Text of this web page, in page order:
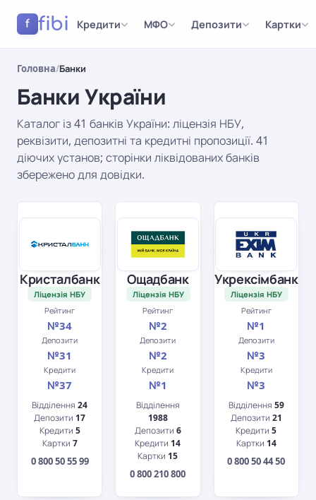
f fibi Кредити МФО Депозити Картки
Головна/Банки
Банки України
Каталог із 41 банків України: ліцензія НБУ,
реквізити, депозитні та кредитні пропозиції. 41
діючих установ; сторінки ліквідованих банків
збережено для довідки.
Кристалбанк
Ліцензія НБУ
Рейтинг
№34
Депозити
№31
Кредити
№37
Відділення24
Депозити 17
Кредити 5
Картки 7
0 800 50 55 99
Ощадбанк
Ліцензія НБУ
Рейтинг
№2
Депозити
№2
Кредити
№1
Відділення
1988
Депозити 6
Кредити 14
Картки 15
0 800 210 800
Укрексімбанк
Ліцензія НБУ
Рейтинг
№1
Депозити
№3
Кредити
№3
Відділення 59
Депозити 21
Кредити5
Картки 14
0 800 50 44 50